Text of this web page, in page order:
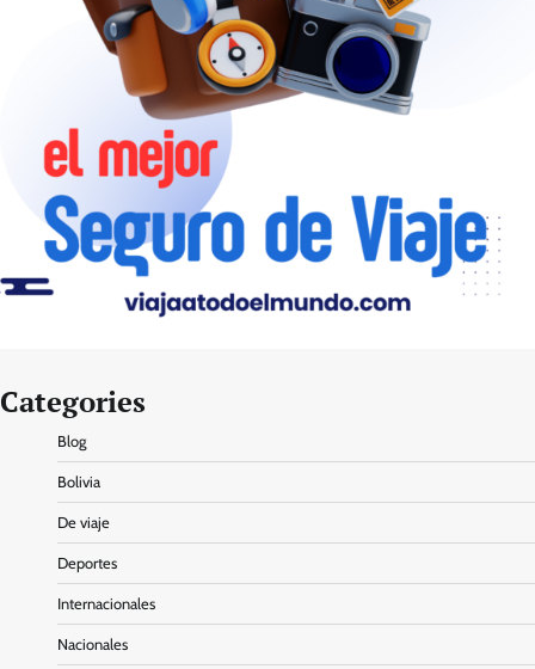
Categories
Blog
Bolivia
De viaje
Deportes
Internacionales
Nacionales